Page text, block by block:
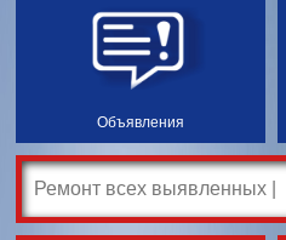
Объявления